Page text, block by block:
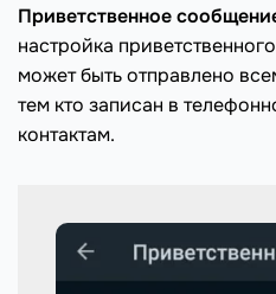
Приветственное
настройка
может быть отправлено
тем кто записан в
контактам.